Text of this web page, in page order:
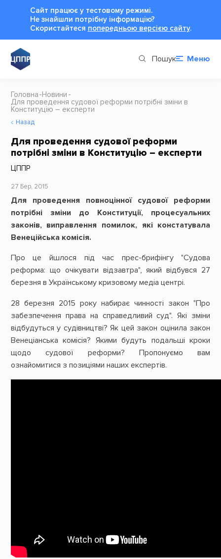
Сайт працює у тестовому режимі.
Не знайшли потрібну інформацію?
Cкористайтеся попередньою версією сайту.
Пошук Меню
Головна Новини
Для проведення судової реформи потрібні зміни в
Конституцію – експерти
Назад
Для проведення судової реформи
потрібні зміни в Конституцію – експерти
ЦППР
27 Бер, 2015
Для проведення повноцінної судової реформи
потрібні зміни до Конституції, процесуальних
законів, виправлення помилок, які констатувала
Венеційська комісія.
Про це йшлося під час прес-брифінгу "Судова
реформа: що очікувати відзавтра", який відбувся 27
березня в Українському кризовому медіа центрі.
28 березня 2015 року набирає чинності закон "Про
забезпечення права на справедливий суд". Які зміни
відбудуться у судівництві? Як цей закон оцінила закон
Венеціанська комісія? Якими будуть подальші кроки
щодо судової реформи? Пропонуємо вам
ознайомитися з позиціями наших експертів.